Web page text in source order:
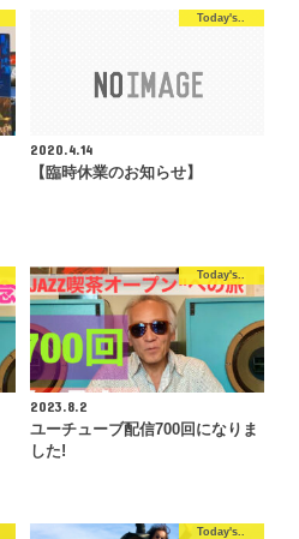
Today's..
2020.4.14
【臨時休業のお知らせ】
Today's..
2023.8.2
ユーチューブ配信700回になりま
した!
Today's..